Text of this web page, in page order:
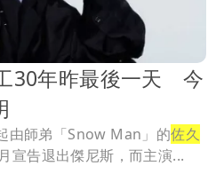
30年昨最後一天 今
由師弟「Snow Man」的佐久
宣告退出傑尼斯，而主演...